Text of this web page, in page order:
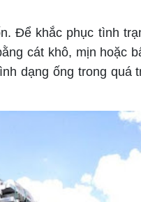
khắc phục tình
cát khô, mịn hoặc
dạng ống trong quá